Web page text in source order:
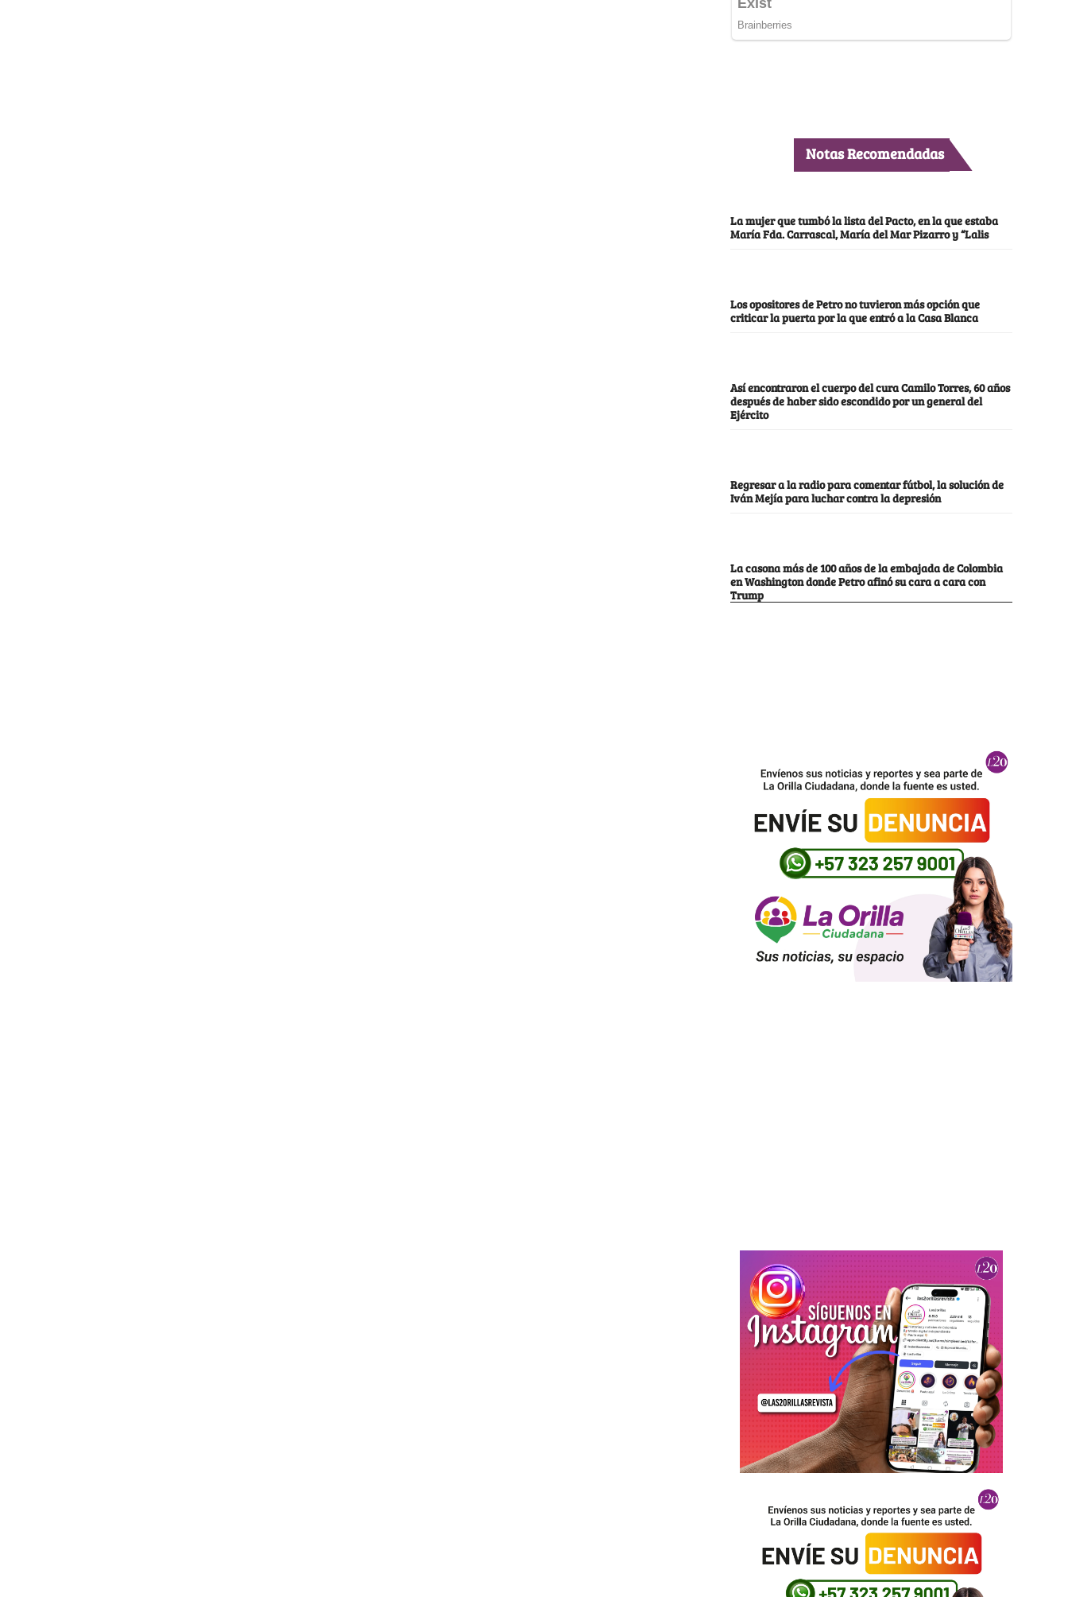
Notas Recomendadas
La mujer que tumbó la lista del Pacto, en la que estaba
María Fda. Carrascal, María del Mar Pizarro y “Lalis
Los opositores de Petro no tuvieron más opción que
criticar la puerta por la que entró a la Casa Blanca
Así encontraron el cuerpo del cura Camilo Torres, 60 años
después de haber sido escondido por un general del
Ejército
Regresar a la radio para comentar fútbol, la solución de
Iván Mejía para luchar contra la depresión
La casona más de 100 años de la embajada de Colombia
en Washington donde Petro afinó su cara a cara con
Trump